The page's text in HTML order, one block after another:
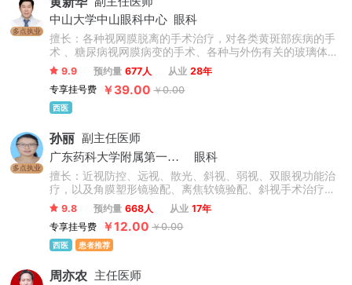
多点执业
中山大学中山眼科中心
眼科
擅长：各种视网膜脱离的手术治疗，对各类黄斑部疾病的手
术 、糖尿病视网膜病变的手术、各种与外伤有关的玻璃体视
网膜病的治疗均有深入研究。对眼底病的激光治疗及与玻璃
体、视网膜疾病有关的白内障治疗也有丰富的临床经验。
9.9 预约量 677人 从业 28年
专享挂号费
￥39.00 ￥0.00
西医
多点执业
孙丽 副主任医师
广东药科大学附属第一医院
眼科
擅长：近视防控、远视、散光、斜视、弱视、双眼视功能治
疗，以及角膜塑形镜验配、离焦软镜验配、斜视手术治疗，
在早发性及进展性近视及高度近视防控方面有丰富的临床经
验。
9.8 预约量 668人 从业 17年
专享挂号费
￥12.00 ￥0.00
西医 患者推荐
周亦农 主任医师